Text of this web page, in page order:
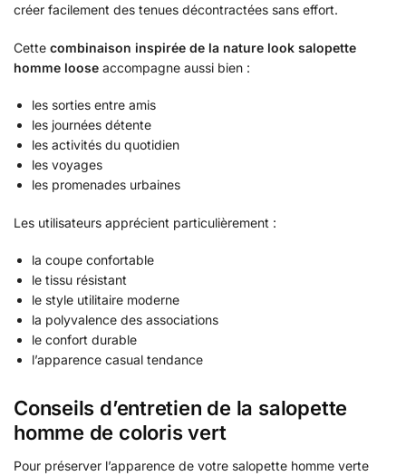
créer facilement des tenues décontractées sans effort.
Cette combinaison inspirée de la nature look salopette
homme loose accompagne aussi bien :
les sorties entre amis
les journées détente
les activités du quotidien
les voyages
les promenades urbaines
Les utilisateurs apprécient particulièrement :
la coupe confortable
le tissu résistant
le style utilitaire moderne
la polyvalence des associations
le confort durable
l’apparence casual tendance
Conseils d’entretien de la salopette
homme de coloris vert
Pour préserver l’apparence de votre salopette homme verte